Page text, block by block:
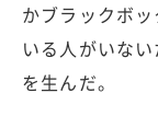
かブラックボ
いる人がいな
を生んだ。